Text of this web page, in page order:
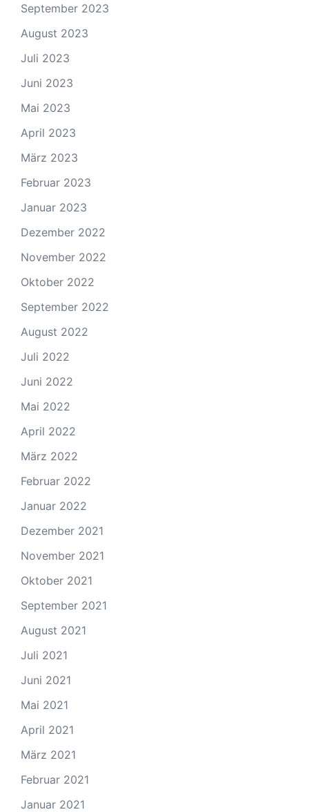
September 2023
August 2023
Juli 2023
Juni 2023
Mai 2023
April 2023
März 2023
Februar 2023
Januar 2023
Dezember 2022
November 2022
Oktober 2022
September 2022
August 2022
Juli 2022
Juni 2022
Mai 2022
April 2022
März 2022
Februar 2022
Januar 2022
Dezember 2021
November 2021
Oktober 2021
September 2021
August 2021
Juli 2021
Juni 2021
Mai 2021
April 2021
März 2021
Februar 2021
Januar 2021